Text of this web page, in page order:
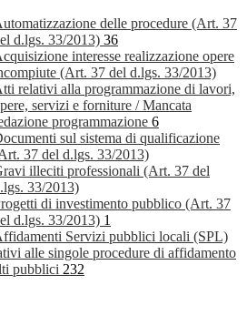
delle procedure (Art. 37
d.lgs. 33/2013) 36
interesse realizzazione opere
(Art. 37 del d.lgs. 33/2013)
relativi alla programmazione di lavori,
servizi e forniture / Mancata
programmazione 6
sul sistema di qualificazione
37 del d.lgs. 33/2013)
illeciti professionali (Art. 37 del
33/2013)
di investimento pubblico (Art. 37
d.lgs. 33/2013) 1
Servizi pubblici locali (SPL)
alle singole procedure di affidamento
pubblici 232